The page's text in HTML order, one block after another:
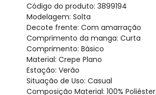
Código do produto: 3899194
Modelagem: Solta
Decote frente: Com amarração
Comprimento da manga: Curta
Comprimento: Básico
Material: Crepe Plano
Estação: Verão
Situação de Uso: Casual
Composição Material: 100% Poliéster